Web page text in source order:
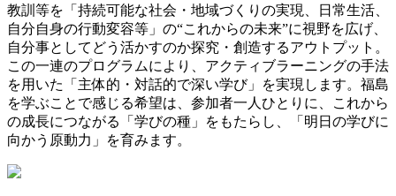
教訓等を「持続可能な社会・地域づくりの実現、日常生活、
自分自身の行動変容等」の“これからの未来”に視野を広げ、
自分事としてどう活かすのか探究・創造するアウトプット。
この一連のプログラムにより、アクティブラーニングの手法
を用いた「主体的・対話的で深い学び」を実現します。福島
を学ぶことで感じる希望は、参加者一人ひとりに、これから
の成長につながる「学びの種」をもたらし、「明日の学びに
向かう原動力」を育みます。